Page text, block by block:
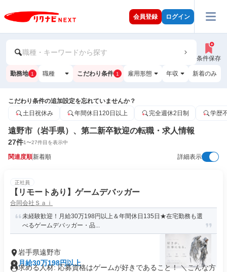
会員登録 ログイン
職種・キーワードから探す
条件保存
勤務地 1 職種 こだわり条件 1 雇用形態 年収 新着のみ
こだわり条件の追加設定を忘れていませんか？
土日祝休み
年間休日120日以上 完全週休2日制 学歴
遠野市（岩手県）、第二新卒歓迎の転職・求人情報
27件1〜27件目を表示中
関連度順新着順 詳細表示
正社員
【リモートあり】ゲームデバッガー
合同会社Ｓａｉ
未経験歓迎！月給30万198円以上＆年間休日135日★在宅勤務も選
べるゲームデバッガー・品...
岩手県遠野市
月給30万198円以上
求める人材: 応募資格はゲームが好きであること！ ＼こんな方